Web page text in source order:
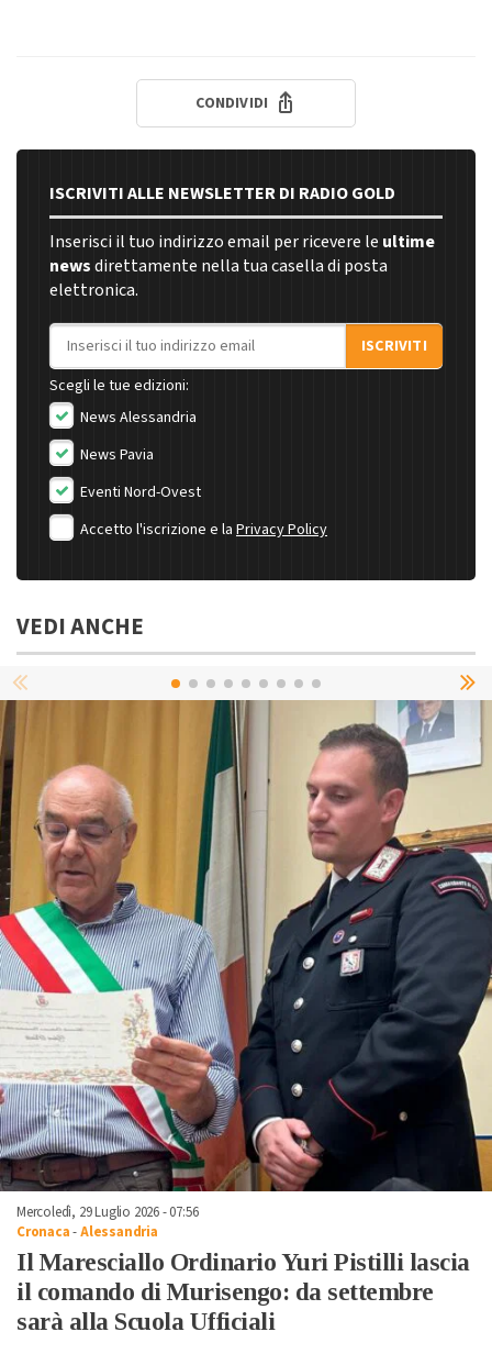
CONDIVIDI
ISCRIVITI ALLE NEWSLETTER DI RADIO GOLD
Inserisci il tuo indirizzo email per ricevere le ultime
newsdirettamente nella tua casella di posta
elettronica.
Indirizzo email
ISCRIVITI
Scegli le tue edizioni:
News Alessandria
News Pavia
Eventi Nord-Ovest
Accetto l'iscrizione e la Privacy Policy
VEDI ANCHE
Mercoledì, 29 Luglio 2026 - 07:56
Cronaca-Alessandria
Il Maresciallo Ordinario Yuri Pistilli lascia
il comando di Murisengo: da settembre
sarà alla Scuola Ufficiali